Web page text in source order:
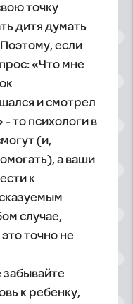
точку
дитя думать
если
«Что мне
и смотрел
- то психологи в
(и,
а ваши
к
случае,
точно не
к ребенку,